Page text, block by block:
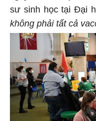
sư sinh học tại Đại
không phải tất cả